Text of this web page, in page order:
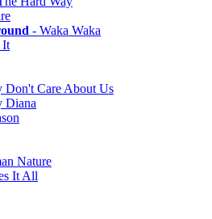
- Waka Waka
It
Don't Care About Us
Diana
Nature
It All